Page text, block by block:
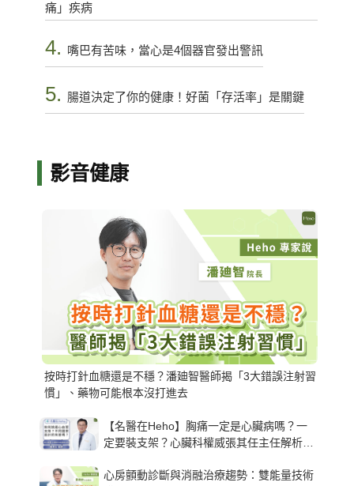
痛」疾病
4. 嘴巴有苦味，當心是4個器官發出警訊
5. 腸道決定了你的健康！好菌「存活率」是關鍵
影音健康
按時打針血糖還是不穩？潘廸智醫師揭「3大錯誤注射習
慣」、藥物可能根本沒打進去
【名醫在Heho】胸痛一定是心臟病嗎？一
定要裝支架？心臟科權威張其任主任解析支
心房顫動診斷與消融治療趨勢：雙能量技術